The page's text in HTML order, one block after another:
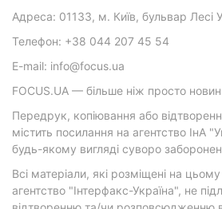
Адреса: 01133, м. Київ, бульвар Лесі
Телефон: +38 044 207 45 54
E-mail: info@focus.ua
FOCUS.UA — більше ніж просто
Передрук, копіювання або
містить посилання на агентство ІнА
будь-якому вигляді суворо
Всі матеріали, які розміщені на
агентство "Інтерфакс-Україна", не